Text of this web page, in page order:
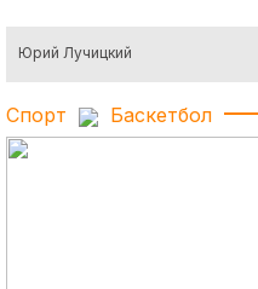
Юрий Лучицкий
Спорт Баскетбол